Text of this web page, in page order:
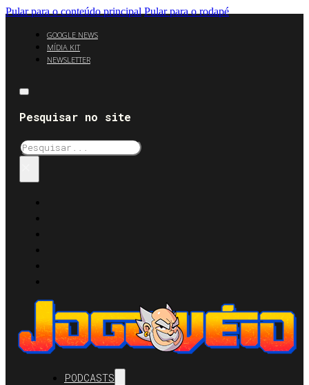
Pular para o conteúdo principal Pular para o rodapé
GOOGLE NEWS
MÍDIA KIT
NEWSLETTER
Pesquisar no site
Pesquisar
PODCASTS